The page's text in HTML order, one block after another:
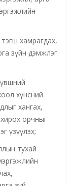
заалдах
заалдах
хамрагдах,
зүйн дэмжлэг
хүнсний
хангах,
орчныг
үзүүлэх;
тухай